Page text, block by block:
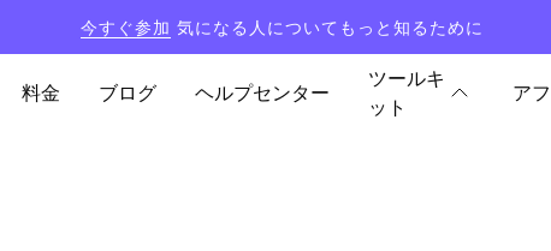
今すぐ参加 気になる人についてもっと知るために
料金 ブログ ヘルプセンター
ツールキ
ット
ア